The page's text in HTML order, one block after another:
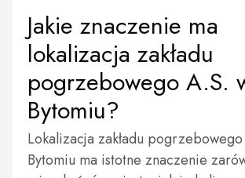
Jakie znaczenie ma
lokalizacja zakładu
pogrzebowego A.S.
Bytomiu?
Lokalizacja zakładu
Bytomiu ma istotne znaczenie